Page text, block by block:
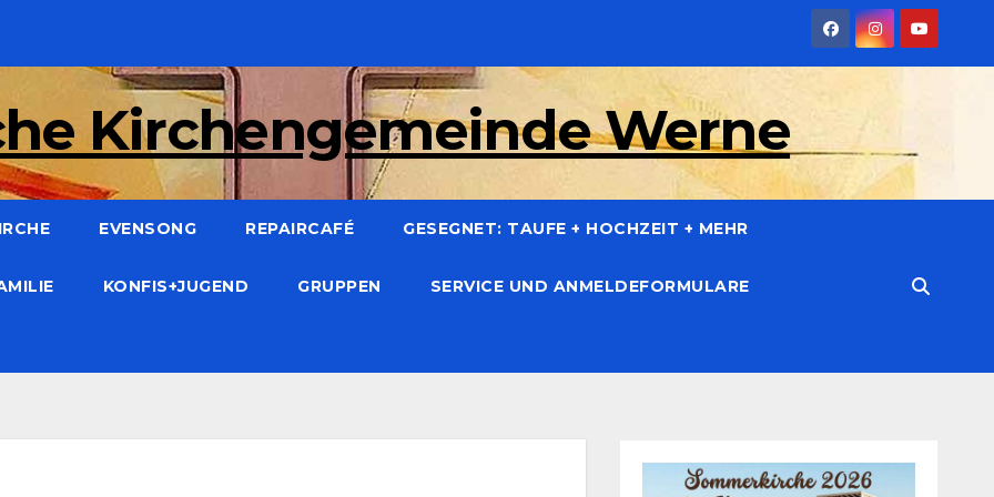
Kirchengemeinde Werne
EVENSONG REPAIRCAFÉ GESEGNET: TAUFE + HOCHZEIT + MEHR
KONFIS+JUGEND GRUPPEN SERVICE UND ANMELDEFORMULARE